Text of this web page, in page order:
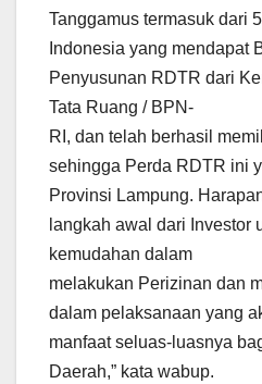
Tanggamus termasuk dari
Indonesia yang mendapat
Penyusunan RDTR dari
Tata Ruang / BPN-
RI, dan telah berhasil
sehingga Perda RDTR ini
Provinsi Lampung.
langkah awal dari Investor
kemudahan dalam
melakukan Perizinan dan
dalam pelaksanaan yang
manfaat seluas-luasnya
Daerah,” kata wabup.